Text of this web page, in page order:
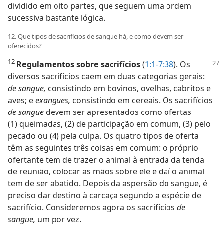
dividido em oito partes, que seguem uma ordem
sucessiva bastante lógica.
12. Que tipos de sacrifícios de sangue há, e como devem ser
oferecidos?
12 Regulamentos sobre sacrifícios(1:1-7:38). Os
diversos sacrifícios caem em duas categorias gerais:
de sangue, consistindo em bovinos, ovelhas, cabritos e
aves; eexangues, consistindo em cereais. Os sacrifícios
de sanguedevem ser apresentados como ofertas
(1) queimadas, (2) de participação em comum, (3) pelo
pecado ou (4) pela culpa. Os quatro tipos de oferta
têm as seguintes três coisas em comum: o próprio
ofertante tem de trazer o animal à entrada da tenda
de reunião, colocar as mãos sobre ele e daí o animal
tem de ser abatido. Depois da aspersão do sangue, é
preciso dar destino à carcaça segundo a espécie de
sacrifício. Consideremos agora os sacrifícios de
sangue, um por vez.